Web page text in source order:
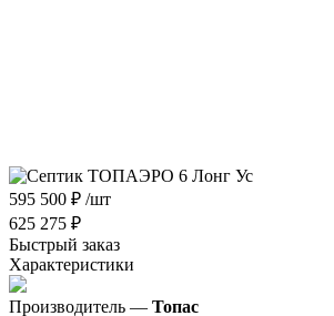
595 500 ₽ /шт
625 275 ₽
Быстрый заказ
Характеристики
Производитель — Топас